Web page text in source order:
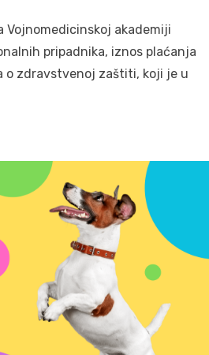
Vojnomedicinskoj akademiji
pripadnika, iznos plaćanja
o zdravstvenoj zaštiti, koji je u